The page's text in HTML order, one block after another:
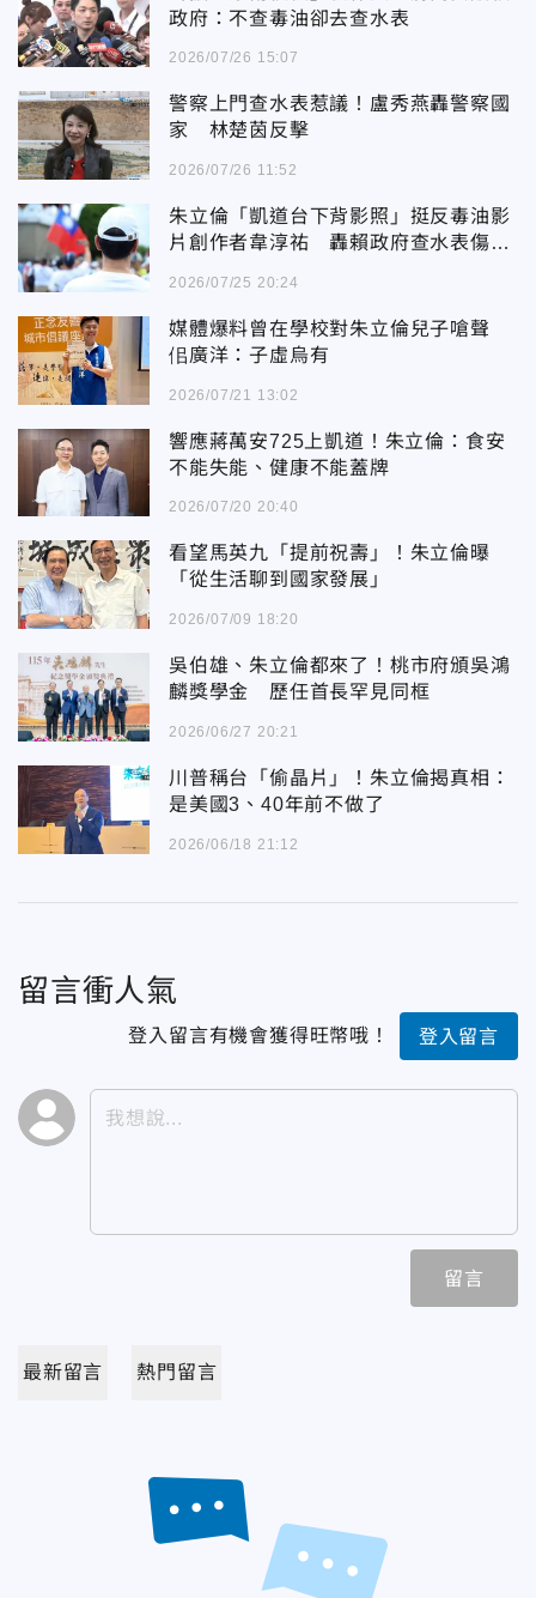
政府：不查毒油卻去查水表
2026/07/26 15:07
警察上門查水表惹議！盧秀燕轟警察國
家 林楚茵反擊
2026/07/26 11:52
朱立倫「凱道台下背影照」挺反毒油影
片創作者韋淳祐 轟賴政府查水表傷害
2026/07/25 20:24
媒體爆料曾在學校對朱立倫兒子嗆聲
佀廣洋：子虛烏有
2026/07/21 13:02
響應蔣萬安725上凱道！朱立倫：食安
不能失能、健康不能蓋牌
2026/07/20 20:40
看望馬英九「提前祝壽」！朱立倫曝
「從生活聊到國家發展」
2026/07/09 18:20
吳伯雄、朱立倫都來了！桃市府頒吳鴻
麟獎學金 歷任首長罕見同框
2026/06/27 20:21
川普稱台「偷晶片」！朱立倫揭真相：
是美國3、40年前不做了
2026/06/18 21:12
留言衝人氣
登入留言有機會獲得旺幣哦！ 登入留言
留言
最新留言 熱門留言